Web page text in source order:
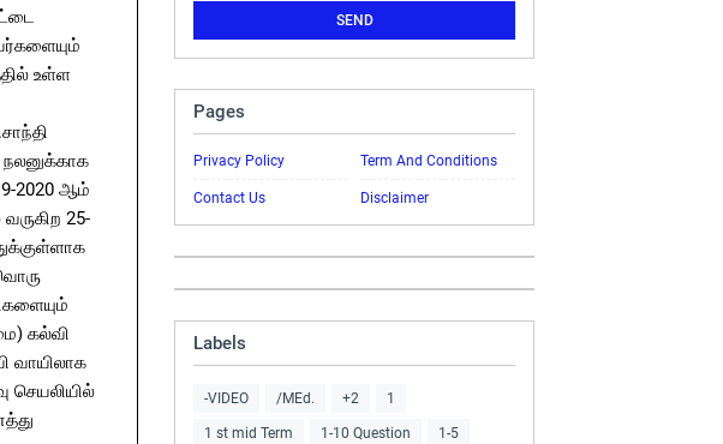
உள்ள
2020 ஆம்
25-
கல்வி
வாயிலாக
செயலியில்
Pages
Privacy Policy Term And Conditions
Contact Us Disclaimer
Labels
-VIDEO /MEd. +2 1
1 st mid Term 1-10 Question 1-5